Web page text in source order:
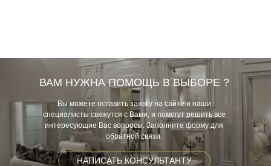
ВАМ НУЖНА ПОМОЩЬ В ВЫБОРЕ ?
Вы можете оставить заявку на сайте и наши
специалисты свяжутся с Вами, и помогут решить все
интересующие Вас вопросы. Заполните форму для
обратной связи.
НАПИСАТЬ КОНСУЛЬТАНТУ